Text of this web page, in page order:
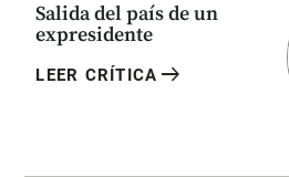
Salida del país de un
expresidente
LEER CRÍTICA arrow_right_alt